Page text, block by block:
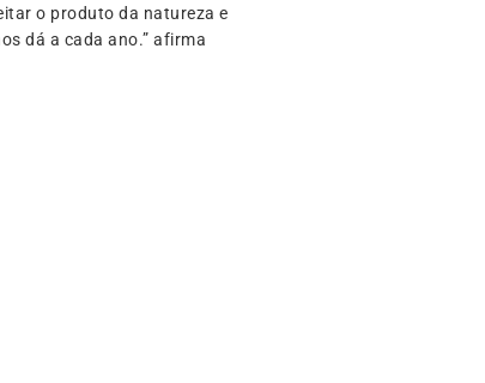
o produto da natureza e
dá a cada ano.” afirma